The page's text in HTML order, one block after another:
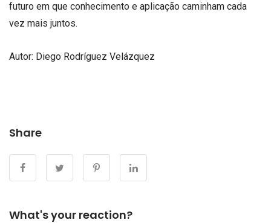
futuro em que conhecimento e aplicação caminham cada
vez mais juntos.
Autor: Diego Rodríguez Velázquez
Share
What's your reaction?